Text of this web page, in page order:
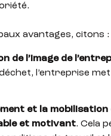
avantages, citons :
de l’image de
l’entreprise
et la
et motivant. Cela